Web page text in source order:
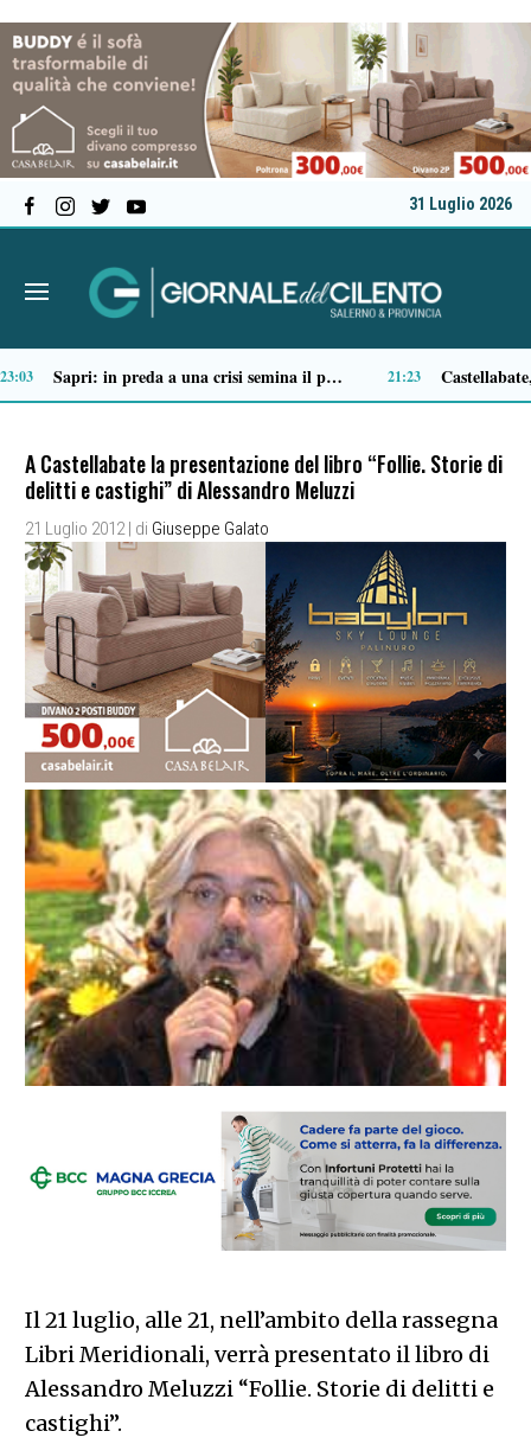
31 Luglio 2026
Tortorella celebra la Fiera di San Basilio: tra antichi mestieri, bestiame e la musica della Bandabardò 14:49
A Castellabate la presentazione del libro “Follie. Storie di
delitti e castighi” di Alessandro Meluzzi
21 Luglio 2012 | di Giuseppe Galato
Il 21 luglio, alle 21, nell’ambito della rassegna
Libri Meridionali, verrà presentato il libro di
Alessandro Meluzzi “Follie. Storie di delitti e
castighi”.